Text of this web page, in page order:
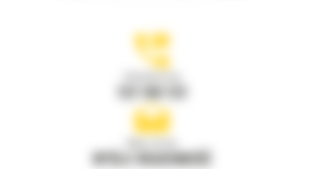
Zadzwoń do nas
122 100 122
Napisz do nas
WYŚLIJ WIADOMOŚĆ